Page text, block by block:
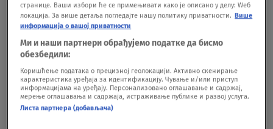
странице. Ваши избори ће се примењивати како је описано у делу: Wеб
локација. За више детаља погледајте нашу политику приватности. Више
информација о вашој приватности
Ми и наши партнери обрађујемо податке да бисмо
обезбедили:
Коришћење података о прецизној геолокацији. Активно скенирање
карактеристика уређаја за идентификацију. Чување и/или приступ
информацијама на уређају. Персонализовано оглашавање и садржај,
мерење оглашавања и садржаја, истраживање публике и развој услуга.
Листа партнера (добављача)